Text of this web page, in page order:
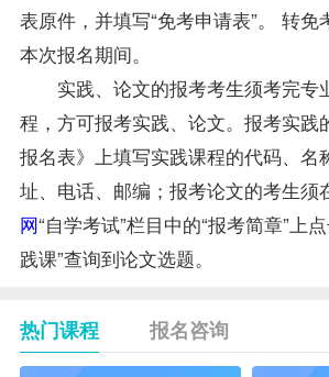
表原件，并填写“免考申请表”。 转
本次报名期间。
实践、论文的报考考生须考完专
程，方可报考实践、论文。报考实践
报名表》上填写实践课程的代码、名
址、电话、邮编；报考论文的考生须
网“自学考试”栏目中的“报考简章”上
践课”查询到论文选题。
热门课程 报名咨询